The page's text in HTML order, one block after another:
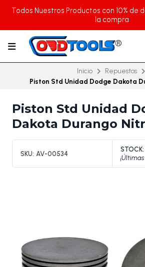
Todos Nuestros Productos con 10% de
la compra
Inicio
Repuestos
Piston Std Unidad Dodge Dakota
Piston Std Unidad
Dakota Durango
SKU: AV-00534
STOCK: